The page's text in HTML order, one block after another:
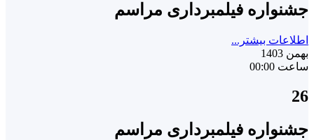
جشنواره فیلمبرداری مراسم
اطلاعات بیشتر...
بهمن 1403
ساعت 00:00
26
جشنواره فیلمبرداری مراسم